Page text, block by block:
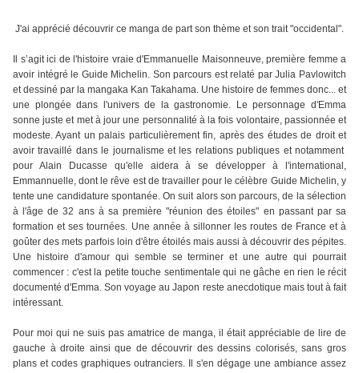
J'ai apprécié découvrir ce manga de part son thème et son trait "occidental".
Il s’agit ici de l'histoire vraie d'Emmanuelle Maisonneuve, première femme a
avoir intégré le Guide Michelin. Son parcours est relaté par Julia Pavlowitch
et dessiné par la mangaka Kan Takahama. Une histoire de femmes donc... et
une plongée dans l'univers de la gastronomie. Le personnage d'Emma
sonne juste et met à jour une personnalité à la fois volontaire, passionnée et
modeste. Ayant un palais particulièrement fin, après des études de droit et
avoir travaillé dans le journalisme et les relations publiques et notamment
pour Alain Ducasse qu'elle aidera à se développer à l'international,
Emmannuelle, dont le rêve est de travailler pour le célèbre Guide Michelin, y
tente une candidature spontanée. On suit alors son parcours, de la sélection
à l'âge de 32 ans à sa première "réunion des étoiles" en passant par sa
formation et ses tournées. Une année à sillonner les routes de France et à
goûter des mets parfois loin d'être étoilés mais aussi à découvrir des pépites.
Une histoire d'amour qui semble se terminer et une autre qui pourrait
commencer : c'est la petite touche sentimentale qui ne gâche en rien le récit
documenté d'Emma. Son voyage au Japon reste anecdotique mais tout à fait
intéressant.
Pour moi qui ne suis pas amatrice de manga, il était appréciable de lire de
gauche à droite ainsi que de découvrir des dessins colorisés, sans gros
plans et codes graphiques outranciers. Il s'en dégage une ambiance assez